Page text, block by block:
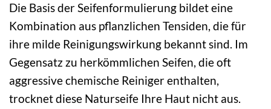
Die Basis der Seifenformulierung bildet eine
Kombination aus pflanzlichen Tensiden, die für
ihre milde Reinigungswirkung bekannt sind. Im
Gegensatz zu herkömmlichen Seifen, die oft
aggressive chemische Reiniger enthalten,
trocknet diese Naturseife Ihre Haut nicht aus.